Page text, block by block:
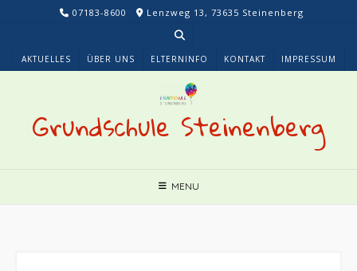
07183-8600 Lenzweg 13, 73635 Steinenberg
AKTUELLES ÜBER UNS ELTERNINFO KONTAKT IMPRESSUM
Grundschule Steinenberg
MENU